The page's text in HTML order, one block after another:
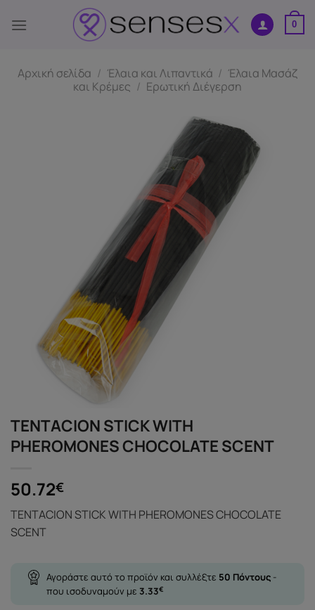
στο
0
Αρχική σελίδα / Έλαια και Λιπαντικά / Έλαια Μασάζ
και Κρέμες / Ερωτική Διέγερση
TENTACION STICK WITH
PHEROMONES CHOCOLATE SCENT
50.72€
TENTACION STICK WITH PHEROMONES CHOCOLATE
SCENT
Αγοράστε αυτό το προϊόν και συλλέξτε 50 Πόντους -
που ισοδυναμούν με 3.33€